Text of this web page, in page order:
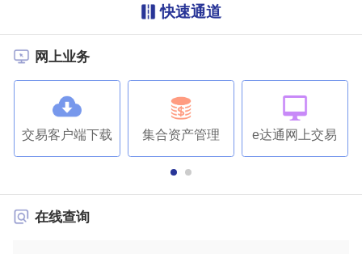
快速通道
网上业务
交易客户端下载 集合资产管理 e达通网上交易
在线查询